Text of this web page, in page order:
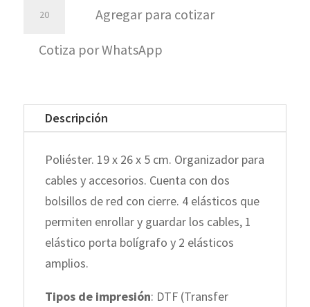
cables
Agregar para cotizar
Cotiza por WhatsApp
Descripción
Poliéster. 19 x 26 x 5 cm. Organizador para
cables y accesorios. Cuenta con dos
bolsillos de red con cierre. 4 elásticos que
permiten enrollar y guardar los cables, 1
elástico porta bolígrafo y 2 elásticos
amplios.
Tipos de impresión: DTF (Transfer